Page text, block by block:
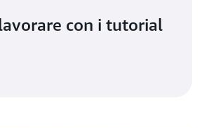
con i tutorial